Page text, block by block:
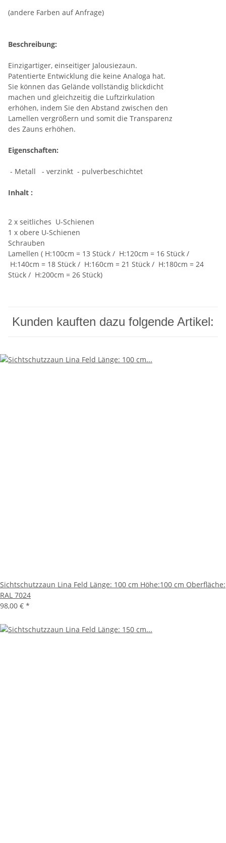
(andere Farben auf Anfrage)
Beschreibung:
Einzigartiger, einseitiger Jalousiezaun.
Patentierte Entwicklung die keine Analoga hat.
Sie können das Gelände vollständig blickdicht
machen und gleichzeitig die Luftzirkulation
erhöhen, indem Sie den Abstand zwischen den
Lamellen vergrößern und somit die Transparenz
des Zauns erhöhen.
Eigenschaften:
- Metall - verzinkt - pulverbeschichtet
Inhalt :
2 x seitliches U-Schienen
1 x obere U-Schienen
Schrauben
Lamellen ( H:100cm = 13 Stück / H:120cm = 16 Stück /
H:140cm = 18 Stück / H:160cm = 21 Stück / H:180cm = 24
Stück / H:200cm = 26 Stück)
Kunden kauften dazu folgende Artikel:
Sichtschutzzaun Lina Feld Länge: 100 cm Höhe:100 cm Oberfläche:
RAL 7024
98,00 € *